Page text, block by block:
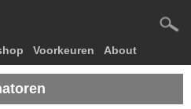
Voorkeuren About